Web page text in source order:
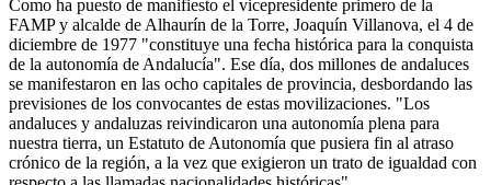
Como ha puesto de manifiesto el vicepresidente primero de la
FAMP y alcalde de Alhaurín de la Torre, Joaquín Villanova, el 4 de
diciembre de 1977 "constituye una fecha histórica para la conquista
de la autonomía de Andalucía". Ese día, dos millones de andaluces
se manifestaron en las ocho capitales de provincia, desbordando las
previsiones de los convocantes de estas movilizaciones. "Los
andaluces y andaluzas reivindicaron una autonomía plena para
nuestra tierra, un Estatuto de Autonomía que pusiera fin al atraso
crónico de la región, a la vez que exigieron un trato de igualdad con